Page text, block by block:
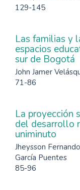
129-145
Las familias y
espacios
sur de Bogotá
John Jamer
71-86
La proyección
del desarrollo
uniminuto
Jheysson
García Puentes
85-96